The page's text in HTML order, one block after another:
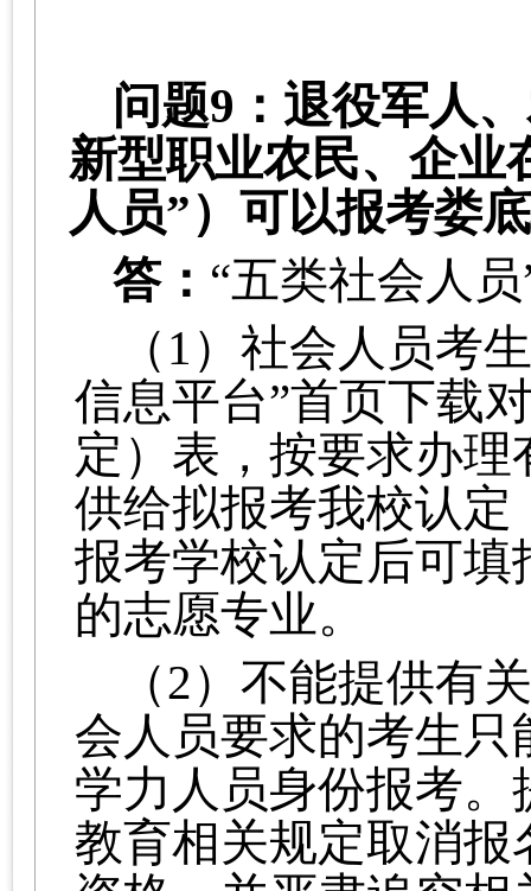
问题9：退役军人
新型职业农民、企业
人员”）可以报考娄
答： “五类社会人
（1）社会人员考
信息平台”首页下载
定）表，按要求办
供给拟报考我校认
报考学校认定后可填
的志愿专业。
（2）不能提供有
会人员要求的考生
学力人员身份报考
教育相关规定取消